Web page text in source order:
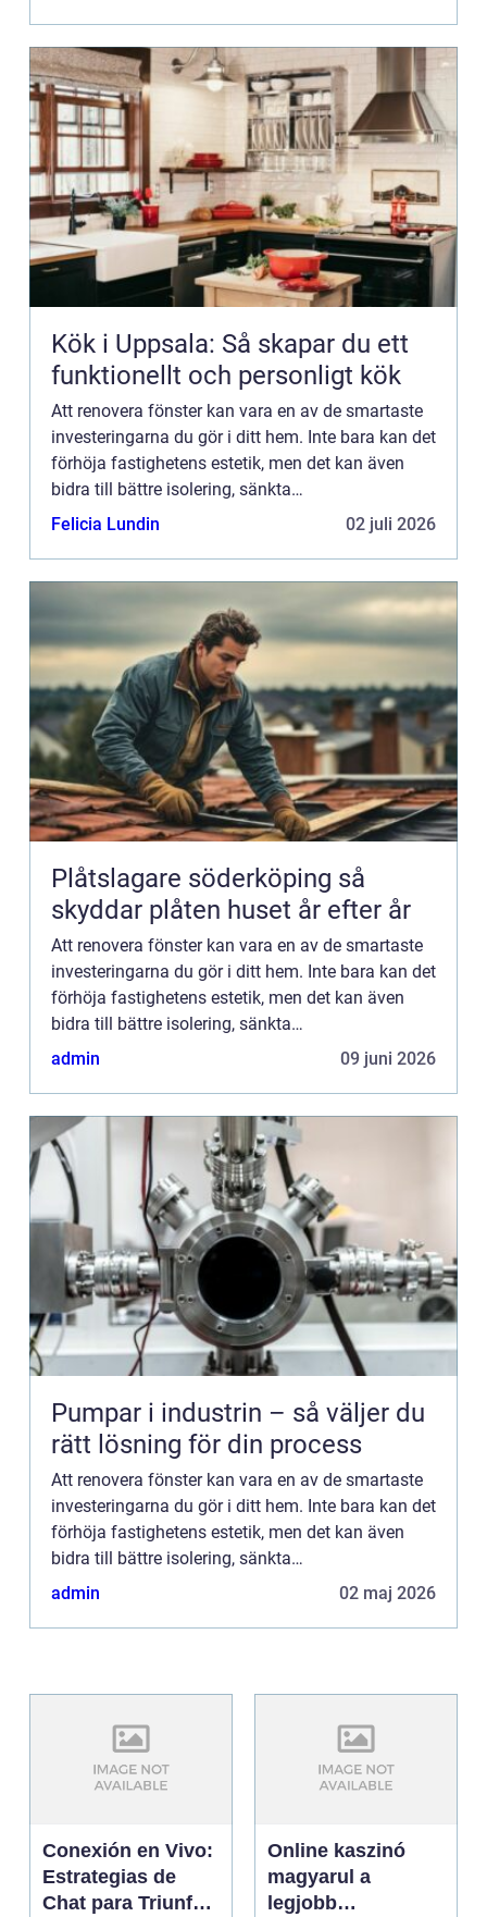
Kök i Uppsala: Så skapar du ett
funktionellt och personligt kök
Att renovera fönster kan vara en av de smartaste
investeringarna du gör i ditt hem. Inte bara kan det
förhöja fastighetens estetik, men det kan även
bidra till bättre isolering, sänkta
uppvärmningskostnader och...
Felicia Lundin 02 juli 2026
Plåtslagare söderköping så
skyddar plåten huset år efter år
Att renovera fönster kan vara en av de smartaste
investeringarna du gör i ditt hem. Inte bara kan det
förhöja fastighetens estetik, men det kan även
bidra till bättre isolering, sänkta
uppvärmningskostnader och...
admin 09 juni 2026
Pumpar i industrin – så väljer du
rätt lösning för din process
Att renovera fönster kan vara en av de smartaste
investeringarna du gör i ditt hem. Inte bara kan det
förhöja fastighetens estetik, men det kan även
bidra till bättre isolering, sänkta
uppvärmningskostnader och...
admin 02 maj 2026
Conexión en Vivo:
Estrategias de
Chat para Triunfar
Online kaszinó
magyarul a
legjobb